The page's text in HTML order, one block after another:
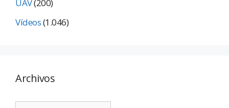
UAV(200)
Vídeos(1.046)
Archivos